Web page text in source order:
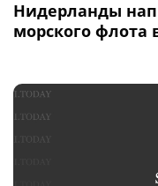
Нидерланды
морского флота